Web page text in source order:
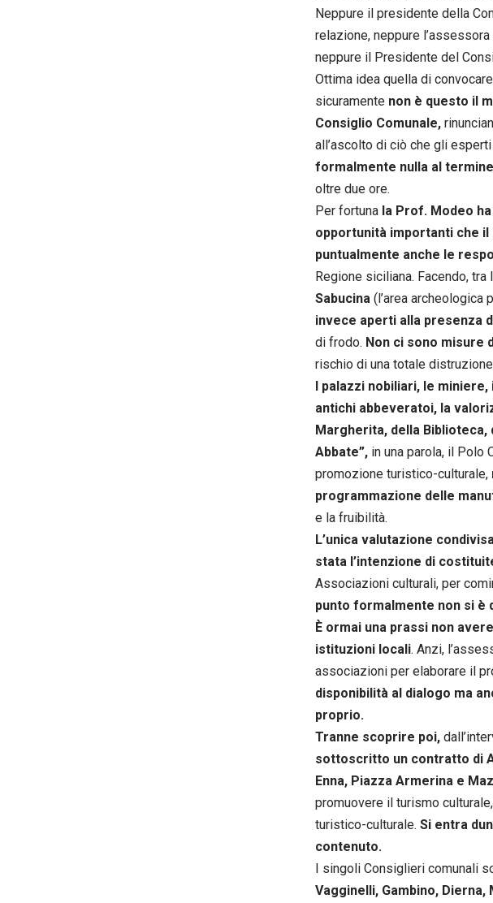
Neppure il presidente della
relazione, neppure
neppure il Presidente del
Ottima idea quella di
sicuramente non è questo il
Consiglio Comunale,
all’ascolto di ciò che gli
formalmente nulla al
oltre due ore.
Per fortuna la Prof. Modeo
opportunità importanti che
puntualmente anche le
Regione siciliana. Facendo, tra
Sabucina (l’area archeologica
invece aperti alla presenza
di frodo. Non ci sono misure
rischio di una totale
I palazzi nobiliari, le
antichi abbeveratoi, la
Margherita, della Biblioteca,
Abbate”, in una parola, il Polo
promozione turistico-culturale,
programmazione delle
e la fruibilità.
L’unica valutazione
stata l’intenzione di
Associazioni culturali, per
punto formalmente non si è
È ormai una prassi non
istituzioni locali. Anzi,
associazioni per elaborare il
disponibilità al dialogo ma
proprio.
Tranne scoprire poi,
sottoscritto un contratto di
Enna, Piazza Armerina e
promuovere il turismo
turistico-culturale. Si entra
contenuto.
I singoli Consiglieri comunali
Vagginelli, Gambino,